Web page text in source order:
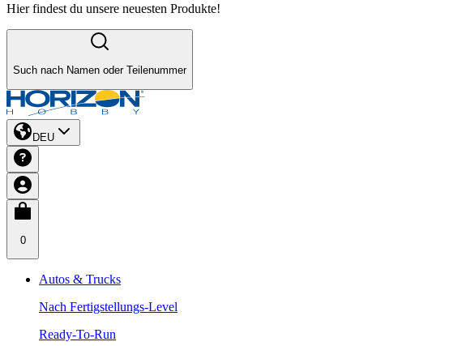
Hier findest du unsere neuesten Produkte!
Such nach Namen oder Teilenummer
DEU
0
Autos & Trucks
Nach Fertigstellungs-Level
Ready-To-Run